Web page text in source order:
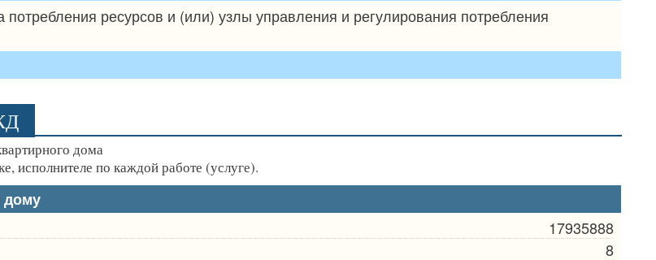
ресурсов и (или) узлы управления и регулирования потребления
дома
исполнителе по каждой работе (услуге).
дому
17935888
8